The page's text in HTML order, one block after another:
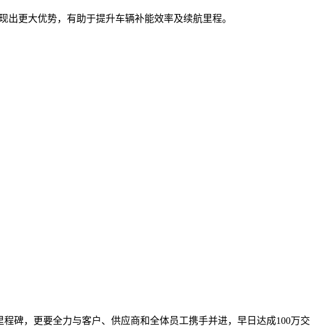
更大优势，有助于提升车辆补能效率及续航里程。
碑，更要全力与客户、供应商和全体员工携手并进，早日达成100万交